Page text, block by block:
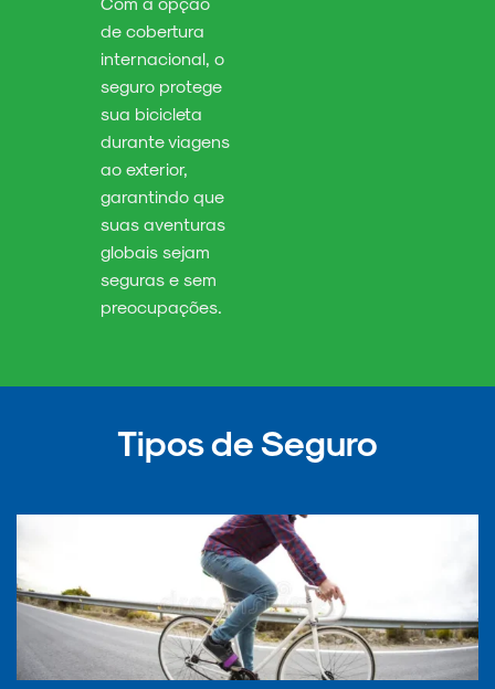
de cobertura
internacional, o
seguro protege
sua bicicleta
durante viagens
ao exterior,
garantindo que
suas aventuras
globais sejam
seguras e sem
preocupações.
Tipos de Seguro